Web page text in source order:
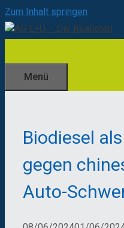
Zum Inhalt springen
Menü
Biodiesel
gegen
Auto-